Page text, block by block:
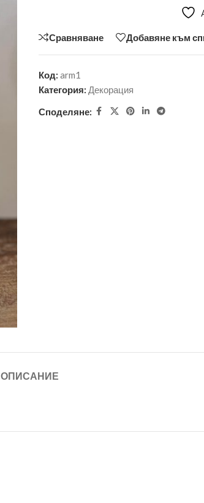
Сравняване Добавяне към
Код: arm1
Категория: Декорация
Споделяне:
ОПИСАНИЕ